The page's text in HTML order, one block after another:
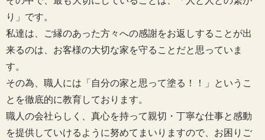
り」です。
私達は、ご縁のあった方々への感謝をお返しすることが出
来るのは、お客様の大切な家を守ることだと思っていま
す。
その為、職人には「自分の家と思って塗る！！」というこ
とを徹底的に教育しております。
職人の会社らしく、真心を持って親切・丁寧な仕事と感動
を提供していけるように努めてまいりますので、お困りご